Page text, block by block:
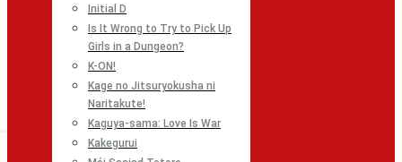
Initial D
Is It Wrong to Try to Pick Up
Girls in a Dungeon?
K-ON!
Kage no Jitsuryokusha ni
Naritakute!
Kaguya-sama: Love Is War
Kakegurui